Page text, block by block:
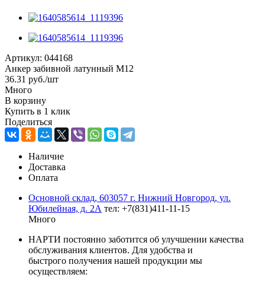
Артикул: 044168
Анкер забивной латунный М12
36.31 руб./шт
Много
В корзину
Купить в 1 клик
Поделиться
Наличие
Доставка
Оплата
Основной склад, 603057 г. Нижний Новгород, ул.
Юбилейная, д. 2А тел: +7(831)411-11-15
Много
НАРТИ постоянно заботится об улучшении качества
обслуживания клиентов. Для удобства и
быстрого получения нашей продукции мы
осуществляем: